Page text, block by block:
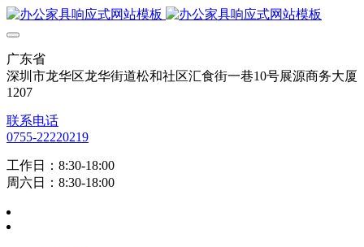
广东省
深圳市龙华区龙华街道松和社区汇食街一巷10号展源商务大厦
1207
联系电话
0755-22220219
工作日：8:30-18:00
周六日：8:30-18:00